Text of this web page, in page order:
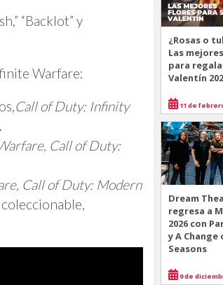
“Backlot” y
Warfare:
Call of Duty: Infinity
Call of Duty:
Call of Duty: Modern
¿Rosas o
Las
para
Valentín
11 de
Dream
regresa a
2026 con
y A Change
Seasons
9 de